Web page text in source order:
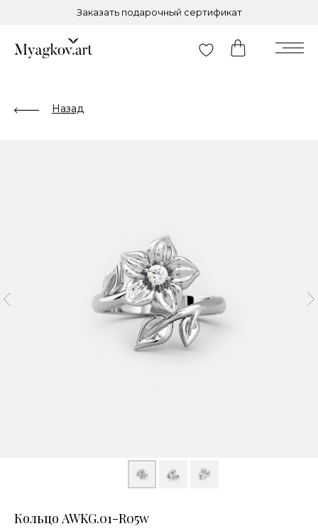
Заказать подарочный сертификат
Назад
Кольцо AWKG.01-R05w